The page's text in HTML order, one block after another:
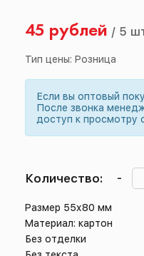
45 рублей / 5
Тип цены: Розница
Если вы оптовый
После звонка
доступ к просмотру
Количество: -
Размер 55х80 мм
Материал: картон
Без отделки